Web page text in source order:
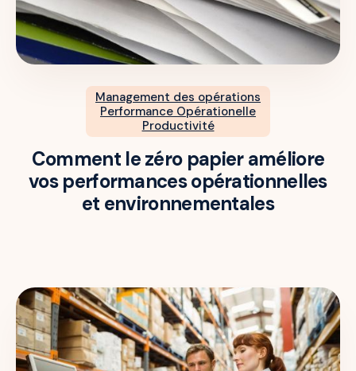
Management des opérations
Performance Opérationelle
Productivité
Comment le zéro papier améliore
vos performances opérationnelles
et environnementales